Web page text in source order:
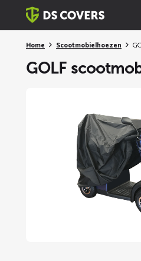
Skiplinks
Home Scootmobielhoezen
GOLF